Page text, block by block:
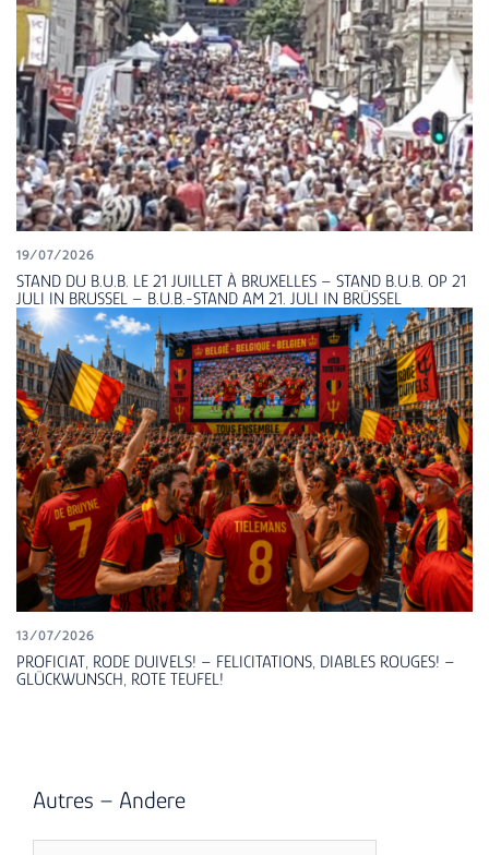
19/07/2026
STAND DU B.U.B. LE 21 JUILLET À BRUXELLES – STAND B.U.B. OP 21
JULI IN BRUSSEL – B.U.B.-STAND AM 21. JULI IN BRÜSSEL
13/07/2026
PROFICIAT, RODE DUIVELS! – FELICITATIONS, DIABLES ROUGES! –
GLÜCKWUNSCH, ROTE TEUFEL!
Autres – Andere